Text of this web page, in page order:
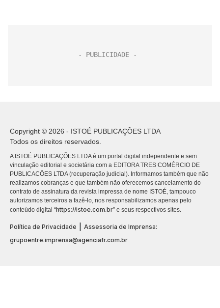
Copyright © 2026 - ISTOÉ PUBLICAÇÕES LTDA
Todos os direitos reservados.
A ISTOÉ PUBLICAÇÕES LTDA é um portal digital independente e sem
vinculação editorial e societária com a EDITORA TRES COMÉRCIO DE
PUBLICACÕES LTDA (recuperação judicial). Informamos também que não
realizamos cobranças e que também não oferecemos cancelamento do
contrato de assinatura da revista impressa de nome ISTOÉ, tampouco
autorizamos terceiros a fazê-lo, nos responsabilizamos apenas pelo
conteúdo digital “https://istoe.com.br” e seus respectivos sites.
Política de Privacidade
Assessoria de Imprensa:
grupoentre.imprensa@agenciafr.com.br